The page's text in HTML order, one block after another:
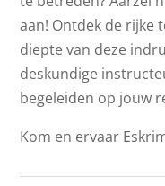
aan! Ontdek de rijke
diepte van deze
deskundige
begeleiden op jouw
Kom en ervaar